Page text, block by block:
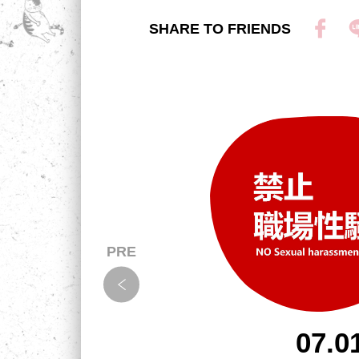
SHARE TO FRIENDS